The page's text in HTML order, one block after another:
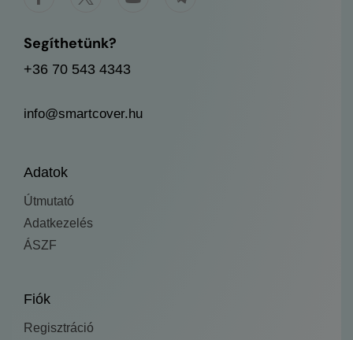
Segíthetünk?
+36 70 543 4343
info@smartcover.hu
Adatok
Útmutató
Adatkezelés
ÁSZF
Fiók
Regisztráció